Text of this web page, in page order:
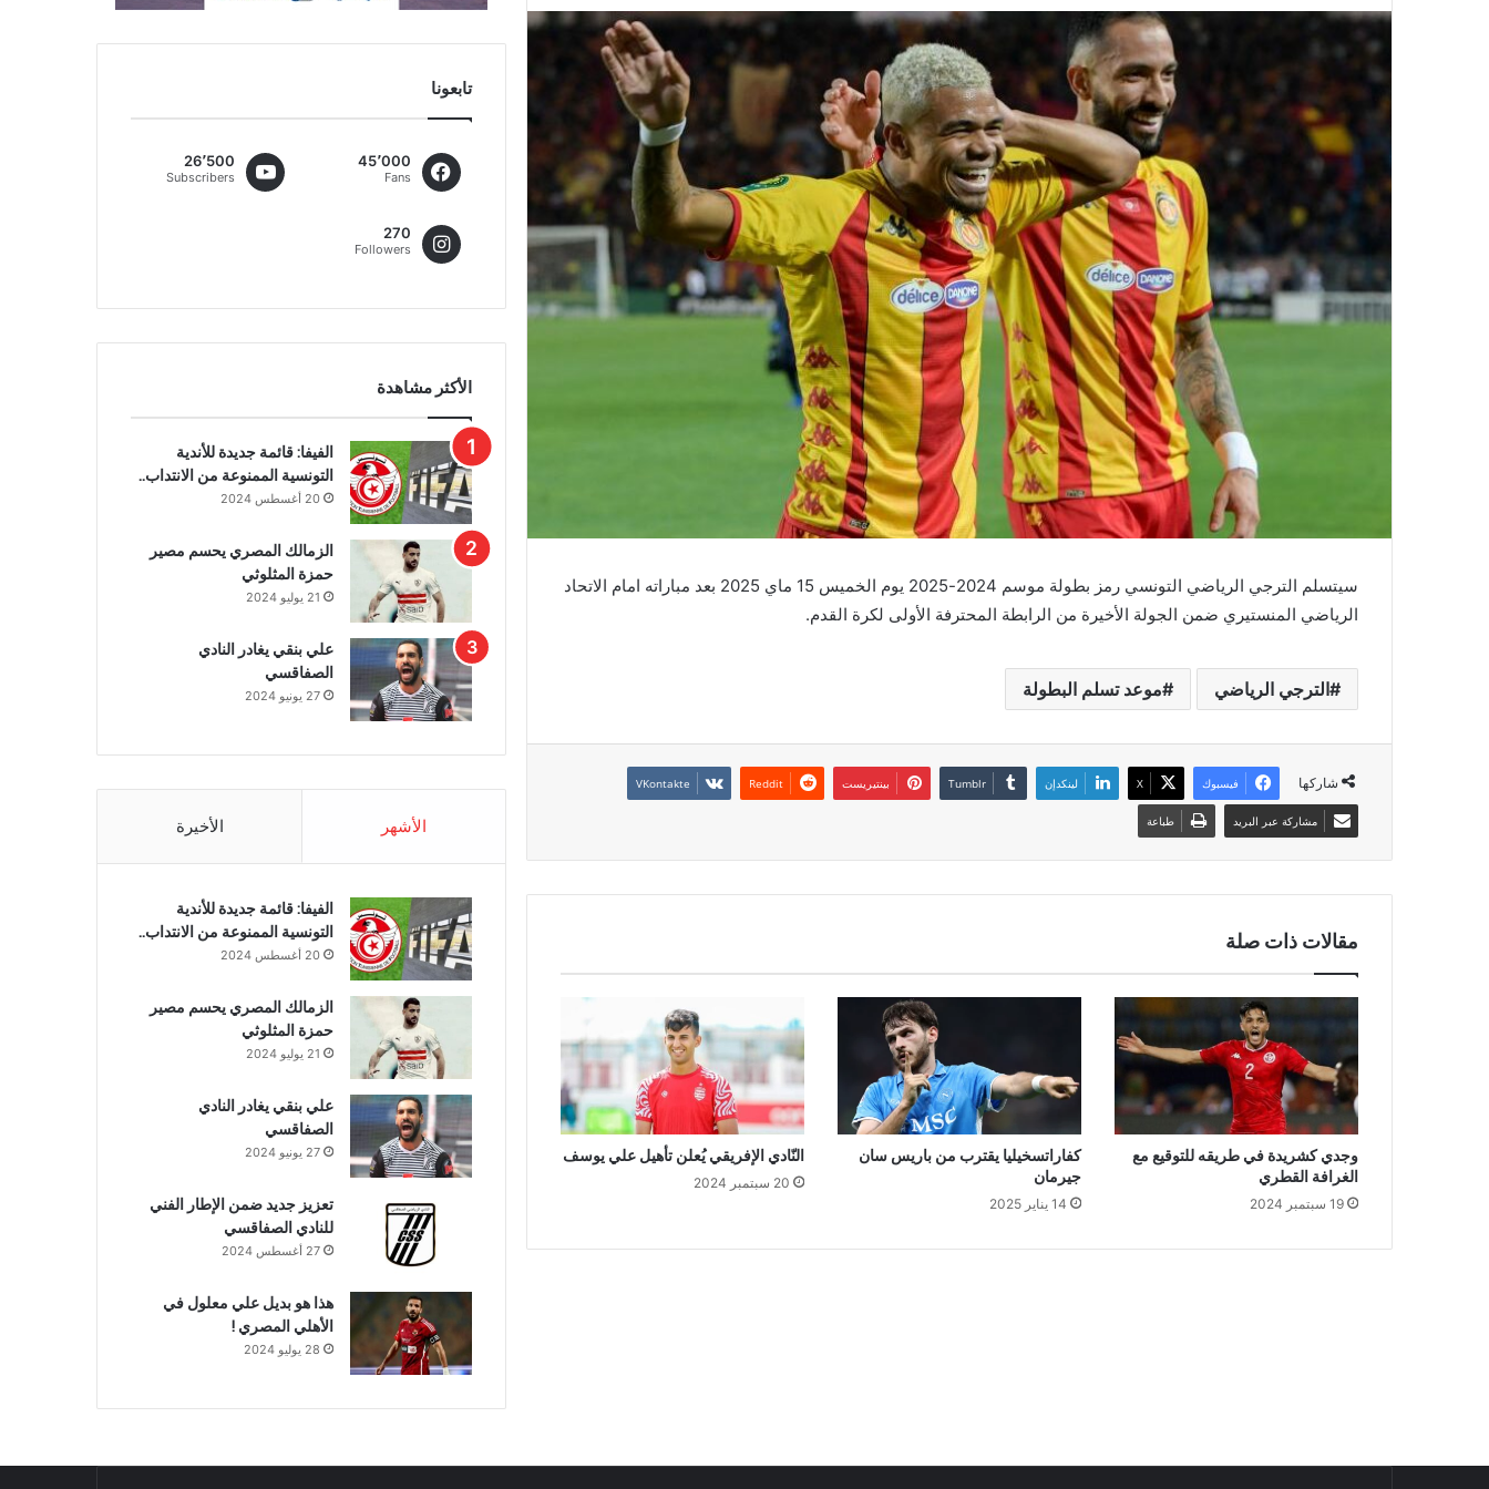
سيتسلم الترجي الرياضي التونسي رمز بطولة موسم 2024-2025 يوم الخميس 15 ماي 2025 بعد مباراته امام الاتحاد
الرياضي المنستيري ضمن الجولة الأخيرة من الرابطة المحترفة الأولى لكرة القدم.
الترجي الرياضي موعد تسلم البطولة
شاركها فيسبوك ‫X لينكدإن بينتيريست
مشاركة عبر البريد طباعة
مقالات ذات صلة
وجدي كشريدة في طريقه للتوقيع مع
الغرافة القطري
19 سبتمبر 2024
كفاراتسخيليا يقترب من باريس سان
جيرمان
14 يناير 2025
النّادي الإفريقي يُعلن تأهيل علي يوسف
20 سبتمبر 2024
تابعونا
45٬000
Fans
26٬500
Subscribers
270
Followers
الأكثر مشاهدة
الفيفا: قائمة جديدة للأندية
التونسية الممنوعة من الانتداب..
20 أغسطس 2024
الزمالك المصري يحسم مصير
حمزة المثلوثي
21 يوليو 2024
علي بنقي يغادر النادي
الصفاقسي
27 يونيو 2024
الأشهر الأخيرة
الفيفا: قائمة جديدة للأندية
التونسية الممنوعة من الانتداب..
20 أغسطس 2024
الزمالك المصري يحسم مصير
حمزة المثلوثي
21 يوليو 2024
علي بنقي يغادر النادي
الصفاقسي
27 يونيو 2024
تعزيز جديد ضمن الإطار الفني
للنادي الصفاقسي
27 أغسطس 2024
هذا هو بديل علي معلول في
الأهلي المصري !
28 يوليو 2024